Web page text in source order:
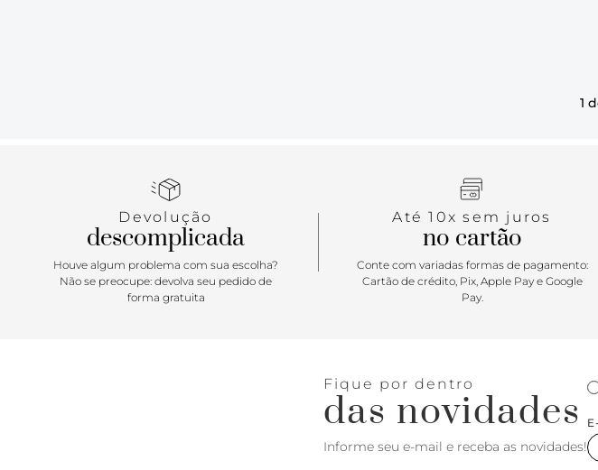
1
Devolução
descomplicada
Houve algum problema com sua escolha?
Não se preocupe: devolva seu pedido de
forma gratuita
Até 10x sem juros
no cartão
Conte com variadas formas de pagamento:
Cartão de crédito, Pix, Apple Pay e Google
Pay.
Fique por dentro
das novidades
Informe seu e-mail e receba as novidades!